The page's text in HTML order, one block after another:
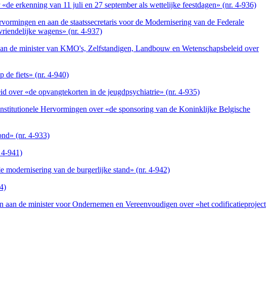
erkenning van 11 juli en 27 september als wettelijke feestdagen» (nr. 4-936)
en aan de staatssecretaris voor de Modernisering van de Federale
wagens» (nr. 4-937)
de minister van KMO's, Zelfstandigen, Landbouw en Wetenschapsbeleid over
de fiets» (nr. 4-940)
over «de opvangtekorten in de jeugdpsychiatrie» (nr. 4-935)
Hervormingen over «de sponsoring van de Koninklijke Belgische
(nr. 4-933)
941)
modernisering van de burgerlijke stand» (nr. 4-942)
de minister voor Ondernemen en Vereenvoudigen over «het codificatieproject